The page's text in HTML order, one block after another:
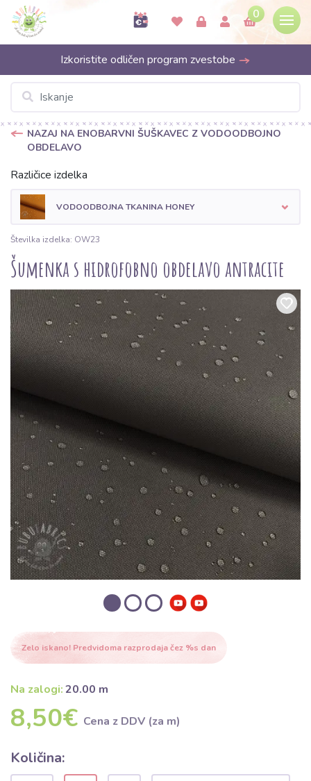
0
Izkoristite odličen program zvestobe
NAZAJ NA ENOBARVNI ŠUŠKAVEC Z VODOODBOJNO
OBDELAVO
Različice izdelka
VODOODBOJNA TKANINA HONEY
Številka izdelka: OW23
Šumenka s hidrofobno obdelavo antracite
Zelo iskano! Predvidoma razprodaja čez %s dan
Na zalogi:20.00 m
8,50€ Cena z DDV (za m)
Količina: